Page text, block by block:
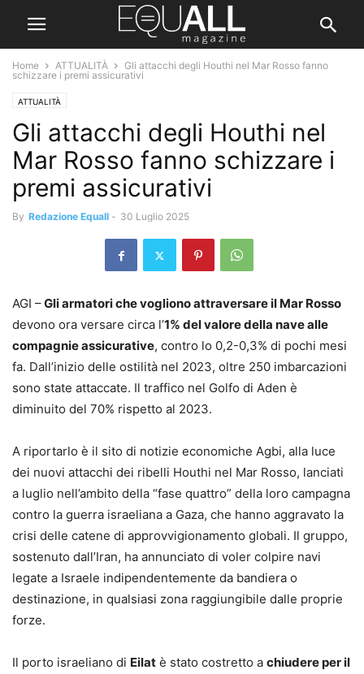
Home ATTUALITÀ
Gli attacchi degli Houthi nel Mar Rosso fanno
schizzare i premi assicurativi
ATTUALITÀ
Gli attacchi degli Houthi nel
Mar Rosso fanno schizzare i
premi assicurativi
By Redazione Equall - 30 Luglio 2025
AGI –Gli armatori che vogliono attraversare il Mar Rosso
devono ora versare circa l’1% del valore della nave alle
compagnie assicurative, contro lo 0,2-0,3% di pochi mesi
fa. Dall’inizio delle ostilità nel 2023, oltre 250 imbarcazioni
sono state attaccate. Il traffico nel Golfo di Aden è
diminuito del 70% rispetto al 2023.
A riportarlo è il sito di notizie economiche Agbi, alla luce
dei nuovi attacchi dei ribelli Houthi nel Mar Rosso, lanciati
a luglio nell’ambito della “fase quattro” della loro campagna
contro la guerra israeliana a Gaza, che hanno aggravato la
crisi delle catene di approvvigionamento globali. Il gruppo,
sostenuto dall’Iran, ha annunciato di voler colpire navi
legate a Israele indipendentemente da bandiera o
destinazione, in qualsiasi zona raggiungibile dalle proprie
forze.
Il porto israeliano di Eilat è stato costretto a chiudere per il